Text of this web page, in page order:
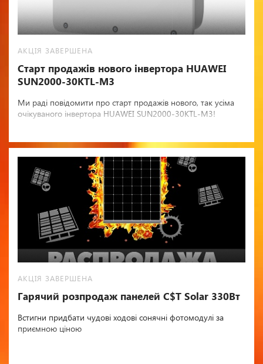
АКЦІЯ ЗАВЕРШЕНА
Старт продажів нового інвертора HUAWEI
SUN2000-30KTL-M3
Ми раді повідомити про старт продажів нового, так усіма
очікуваного інвертора HUAWEI SUN2000-30KTL-M3!
АКЦІЯ ЗАВЕРШЕНА
Гарячий розпродаж панелей C$T Solar 330Вт
Встигни придбати чудові ходові сонячні фотомодулі за
приємною ціною